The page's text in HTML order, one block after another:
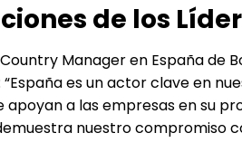
de los
Country Manager en España
es un actor clave en
apoyan a las empresas en su
nuestro compromiso